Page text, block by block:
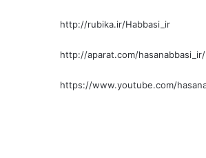
http://rubika.ir/Habbasi_ir
http://aparat.com/
https://www.youtube.com/